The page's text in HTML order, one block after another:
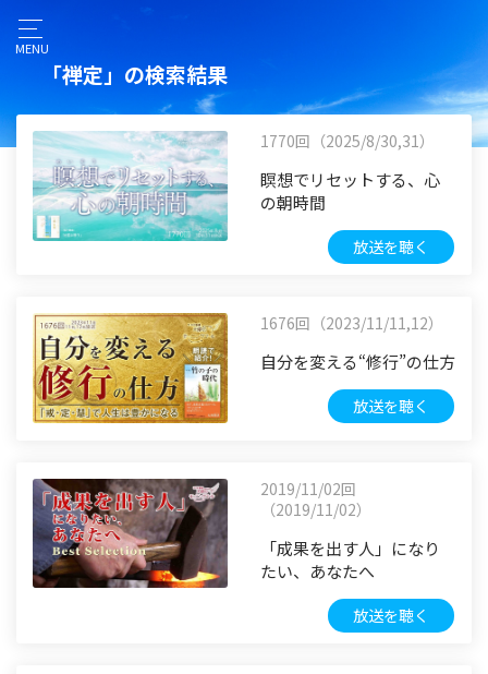
MENU
「禅定」の検索結果
1770回（2025/8/30,31）
瞑想でリセットする、心
の朝時間
放送を聴く
1676回（2023/11/11,12）
自分を変える“修行”の仕方
放送を聴く
2019/11/02回
（2019/11/02）
「成果を出す人」になり
たい、あなたへ
放送を聴く